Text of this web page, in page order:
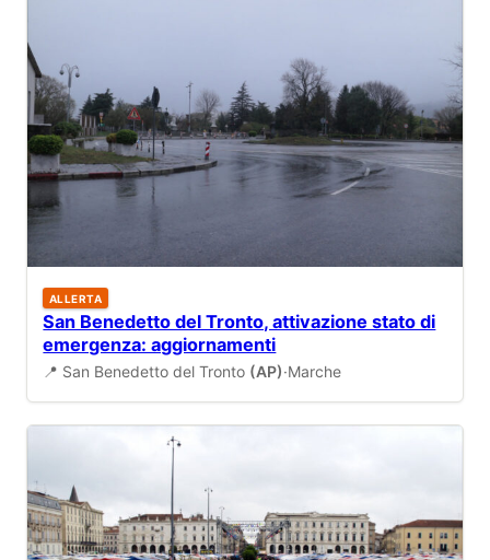
ALLERTA
San Benedetto del Tronto, attivazione stato di
emergenza: aggiornamenti
📍 San Benedetto del Tronto (AP)·Marche